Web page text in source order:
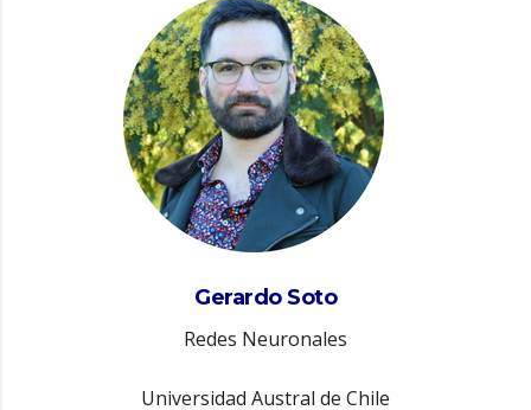
Gerardo Soto
Redes Neuronales
Universidad Austral de Chile